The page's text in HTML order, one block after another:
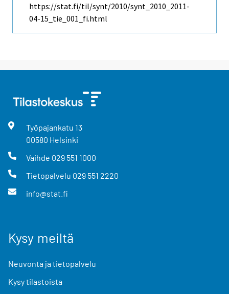
https://stat.fi/til/synt/2010/synt_2010_2011-
04-15_tie_001_fi.html
Työpajankatu 13
00580 Helsinki
Vaihde 029 551 1000
Tietopalvelu 029 551 2220
info@stat.fi
Kysy meiltä
Neuvonta ja tietopalvelu
Kysy tilastoista